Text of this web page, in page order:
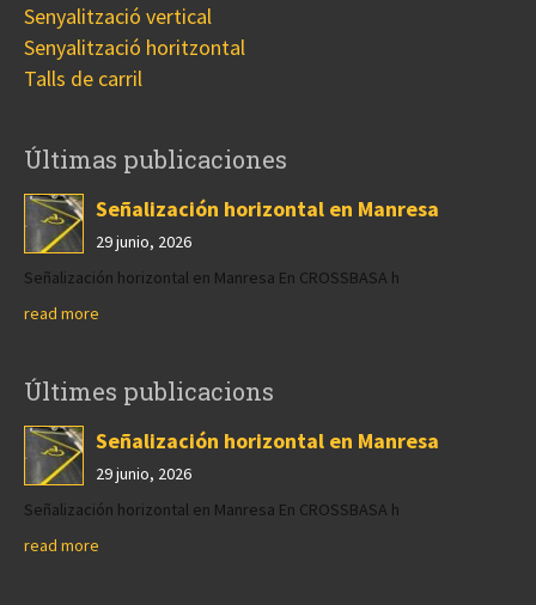
Senyalització vertical
Senyalització horitzontal
Talls de carril
Últimas publicaciones
Señalización horizontal en Manresa
29 junio, 2026
Señalización horizontal en Manresa En CROSSBASA h
read more
Últimes publicacions
Señalización horizontal en Manresa
29 junio, 2026
Señalización horizontal en Manresa En CROSSBASA h
read more